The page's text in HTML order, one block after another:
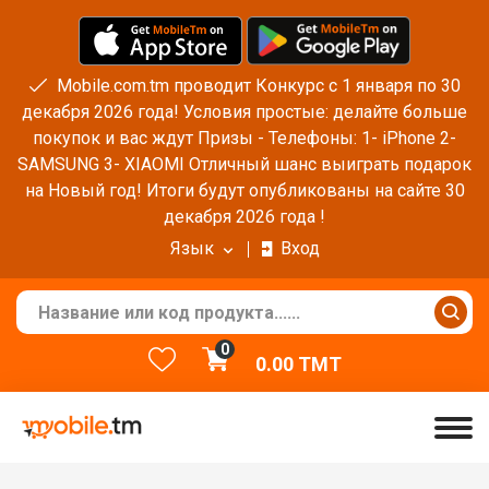
Mobile.com.tm проводит Конкурс с 1 января по 30
декабря 2026 года! Условия простые: делайте больше
покупок и вас ждут Призы - Телефоны: 1- iPhone 2-
SAMSUNG 3- XIAOMI Отличный шанс выиграть подарок
на Новый год! Итоги будут опубликованы на сайте 30
декабря 2026 года !
Язык
Вход
0
0.00TMT